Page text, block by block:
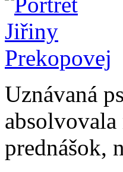
Uznávaná
prednášok,